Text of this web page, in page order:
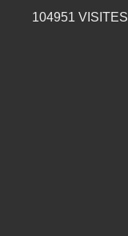
104951 VISITES